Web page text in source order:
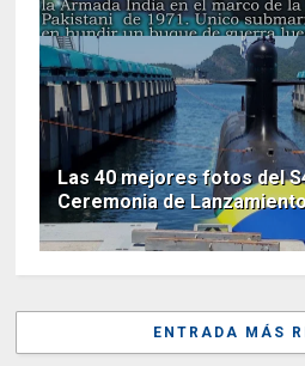
Las 40 mejores fotos del
Ceremonia de
ENTRADA MÁS